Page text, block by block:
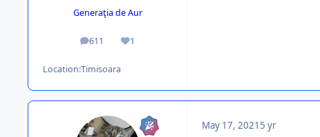
Generaţia de Aur
611
posts 1
Reputation
Location:Timisoara
May 17, 2021 5 yr